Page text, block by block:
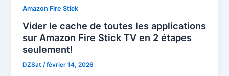
Amazon Fire Stick
Vider le cache de toutes les applications
sur Amazon Fire Stick TV en 2 étapes
seulement!
DZSat /février 14, 2026